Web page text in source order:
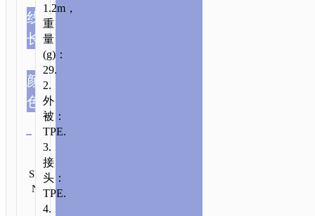
线
长
颜
色
SKU:
N/A
Type-
C aka
USB-
1.2m，
重
量
(g)：
29.
2.
外
被：
TPE.
3.
接
头：
TPE.
4.